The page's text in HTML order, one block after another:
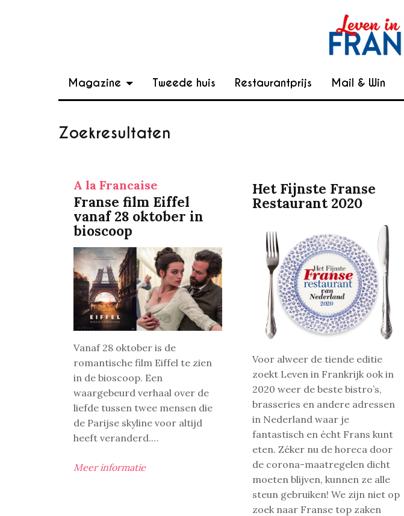
Magazine Tweede huis Restaurantprijs Mail & Win
Zoekresultaten
A la Francaise
Franse film Eiffel
vanaf 28 oktober in
bioscoop
Vanaf 28 oktober is de
romantische film Eiffel te zien
in de bioscoop. Een
waargebeurd verhaal over de
liefde tussen twee mensen die
de Parijse skyline voor altijd
heeft veranderd.…
Meer informatie
Het Fijnste Franse
Restaurant 2020
Voor alweer de tiende editie
zoekt Leven in Frankrijk ook in
2020 weer de beste bistro’s,
brasseries en andere adressen
in Nederland waar je
fantastisch en écht Frans kunt
eten. Zéker nu de horeca door
de corona-maatregelen dicht
moeten blijven, kunnen ze alle
steun gebruiken! We zijn niet op
zoek naar Franse top zaken